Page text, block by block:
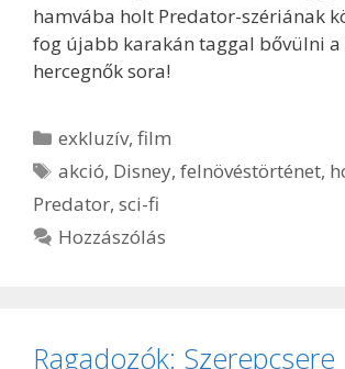
hamvába holt Predator-szériának
fog újabb karakán taggal bővülni a
hercegnők sora!
Kategória
exkluzív,film
Címkék
akció, Disney,felnövéstörténet,
Predator, sci-fi
Hozzászólás
Ragadozók: Szerepcsere